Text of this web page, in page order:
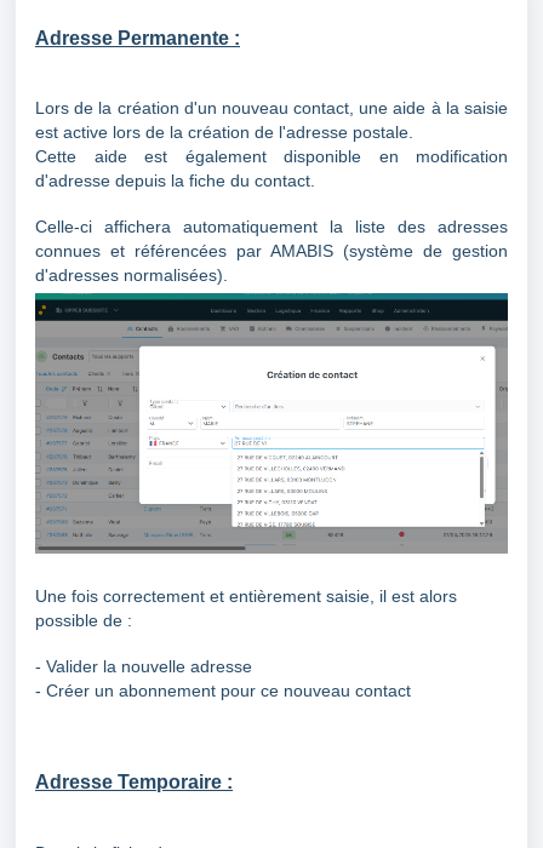
Adresse Permanente :
Lors de la création d'un nouveau contact, une aide à la saisie
est active lors de la création de l'adresse postale.
Cette aide est également disponible en modification
d'adresse depuis la fiche du contact.
Celle-ci affichera automatiquement la liste des adresses
connues et référencées par AMABIS (système de gestion
d'adresses normalisées).
Une fois correctement et entièrement saisie, il est alors
possible de :
- Valider la nouvelle adresse
- Créer un abonnement pour ce nouveau contact
Adresse Temporaire :